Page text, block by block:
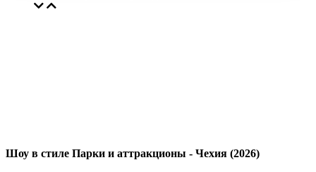
Шоу в стиле Парки и аттракционы - Чехия (2026)